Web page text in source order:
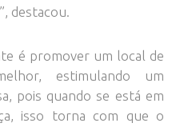
destacou.
é promover um local de
estimulando um
pois quando se está em
isso torna com que o